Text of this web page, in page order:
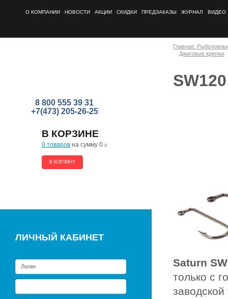
О КОМПАНИИ НОВОСТИ АКЦИИ СКИДКИ ПРЕДЗАКАЗЫ ЖУРНАЛ ВИДЕО
8 800 555 39 31
+7(473) 205-26-25
В КОРЗИНЕ
0 товаров на сумму 0 a
В КОРЗИНУ
ЛИЧНЫЙ КАБИНЕТ
Главная:
Джиговые крючки
Saturn SW
только с